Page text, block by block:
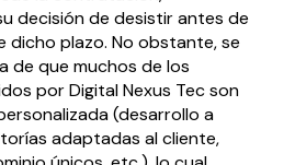
decisión de desistir antes de
dicho plazo. No obstante, se
de que muchos de los
por Digital Nexus Tec son
(desarrollo a
adaptadas al cliente,